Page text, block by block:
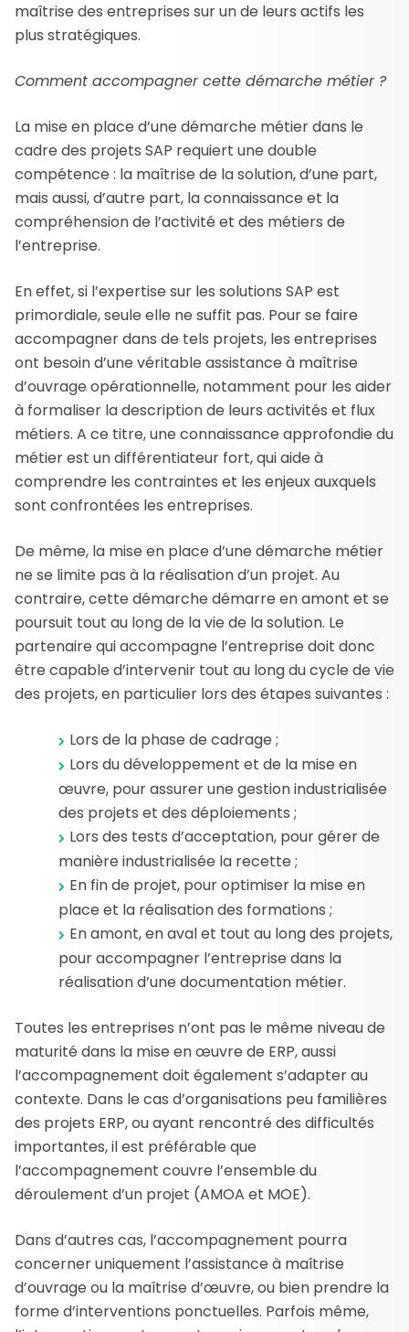
maîtrise des entreprises sur un de leurs actifs les
plus stratégiques.
Comment accompagner cette démarche métier ?
La mise en place d’une démarche métier dans le
cadre des projets SAP requiert une double
compétence : la maîtrise de la solution, d’une part,
mais aussi, d’autre part, la connaissance et la
compréhension de l’activité et des métiers de
l’entreprise.
En effet, si l’expertise sur les solutions SAP est
primordiale, seule elle ne suffit pas. Pour se faire
accompagner dans de tels projets, les entreprises
ont besoin d’une véritable assistance à maîtrise
d’ouvrage opérationnelle, notamment pour les aider
à formaliser la description de leurs activités et flux
métiers. A ce titre, une connaissance approfondie du
métier est un différentiateur fort, qui aide à
comprendre les contraintes et les enjeux auxquels
sont confrontées les entreprises.
De même, la mise en place d’une démarche métier
ne se limite pas à la réalisation d’un projet. Au
contraire, cette démarche démarre en amont et se
poursuit tout au long de la vie de la solution. Le
partenaire qui accompagne l’entreprise doit donc
être capable d’intervenir tout au long du cycle de vie
des projets, en particulier lors des étapes suivantes :
Lors de la phase de cadrage ;
Lors du développement et de la mise en
œuvre, pour assurer une gestion industrialisée
des projets et des déploiements ;
Lors des tests d’acceptation, pour gérer de
manière industrialisée la recette ;
En fin de projet, pour optimiser la mise en
place et la réalisation des formations ;
En amont, en aval et tout au long des projets,
pour accompagner l’entreprise dans la
réalisation d’une documentation métier.
Toutes les entreprises n’ont pas le même niveau de
maturité dans la mise en œuvre de ERP, aussi
l’accompagnement doit également s’adapter au
contexte. Dans le cas d’organisations peu familières
des projets ERP, ou ayant rencontré des difficultés
importantes, il est préférable que
l’accompagnement couvre l’ensemble du
déroulement d’un projet (AMOA et MOE).
Dans d’autres cas, l’accompagnement pourra
concerner uniquement l’assistance à maîtrise
d’ouvrage ou la maîtrise d’œuvre, ou bien prendre la
forme d’interventions ponctuelles. Parfois même,